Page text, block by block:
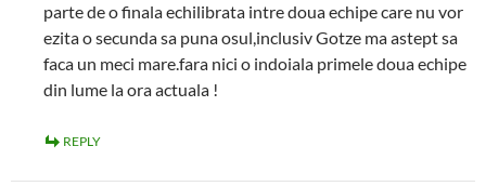
parte de o finala echilibrata intre doua echipe care nu vor
ezita o secunda sa puna osul,inclusiv Gotze ma astept sa
faca un meci mare.fara nici o indoiala primele doua echipe
din lume la ora actuala !
REPLY